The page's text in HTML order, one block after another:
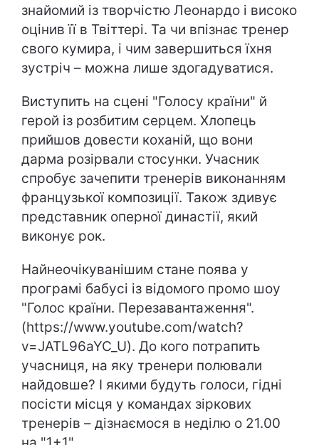
знайомий із творчістю Леонардо і високо
оцінив її в Твіттері. Та чи впізнає тренер
свого кумира, і чим завершиться їхня
зустріч – можна лише здогадуватися.
Виступить на сцені "Голосу країни" й
герой із розбитим серцем. Хлопець
прийшов довести коханій, що вони
дарма розірвали стосунки. Учасник
спробує зачепити тренерів виконанням
французької композиції. Також здивує
представник оперної династії, який
виконує рок.
Найнеочікуванішим стане поява у
програмі бабусі із відомого промо шоу
"Голос країни. Перезавантаження".
(https://www.youtube.com/watch?
v=JATL96aYC_U). До кого потрапить
учасниця, на яку тренери полювали
найдовше? І якими будуть голоси, гідні
посісти місця у командах зіркових
тренерів – дізнаємося в неділю о 21.00